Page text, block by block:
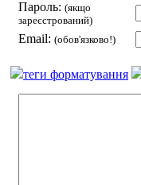
Пароль: (якщо
зареєстрований)
Email: (обов'язково!)
теги форматування